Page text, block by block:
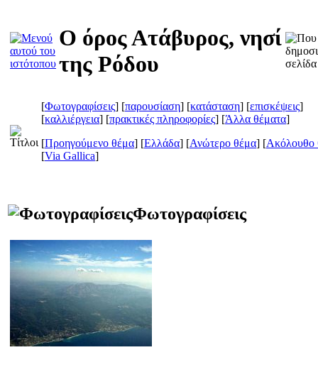
Ο όρος Ατάβυρος, νησί
της Ρόδου
[Φωτογραφίσεις] [παρουσίαση] [κατάσταση] [επισκέψεις]
[καλλιέργεια] [πρακτικές πληροφορίες] [Άλλα θέματα]
[Προηγούμενο θέμα] [Ελλάδα] [Ανώτερο θέμα] [Ακόλουθο
[Via Gallica]
Φωτογραφίσεις